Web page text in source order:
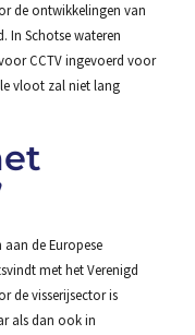
de ontwikkelingen van
In Schotse wateren
CCTV ingevoerd voor
vloot zal niet lang
de Europese
met het Verenigd
de visserijsector is
als dan ook in